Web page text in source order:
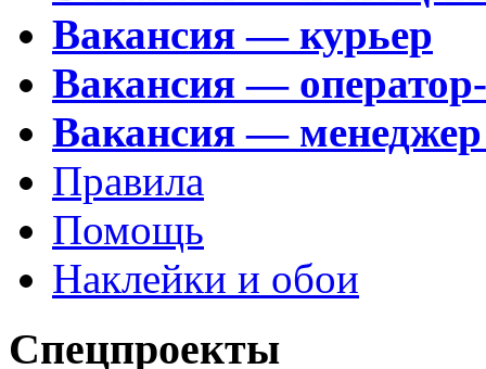
Вакансия — курьер
Вакансия —
Вакансия —
Правила
Помощь
Наклейки и обои
Спецпроекты